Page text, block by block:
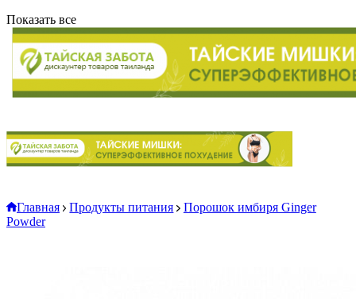
Показать все
Главная Продукты питания
Порошок имбиря Ginger
Powder